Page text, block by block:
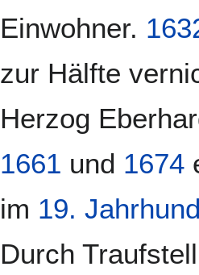
Einwohner.
zur Hälfte
Herzog
1661 und 1674
im 19.
Durch